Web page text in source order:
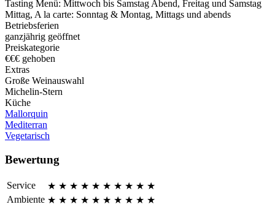
Tasting Menü: Mittwoch bis Samstag Abend, Freitag und Samstag
Mittag, A la carte: Sonntag & Montag, Mittags und abends
Betriebsferien
ganzjährig geöffnet
Preiskategorie
€€€ gehoben
Extras
Große Weinauswahl
Michelin-Stern
Küche
Mallorquin
Mediterran
Vegetarisch
Bewertung
Service ★ ★ ★ ★ ★ ★ ★ ★ ★ ★
Ambiente ★ ★ ★ ★ ★ ★ ★ ★ ★ ★